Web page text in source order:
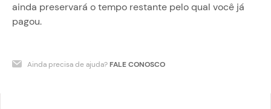
ainda preservará o tempo restante pelo qual você já
pagou.
Ainda precisa de ajuda?FALE CONOSCO